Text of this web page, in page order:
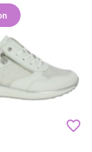
favorite_border